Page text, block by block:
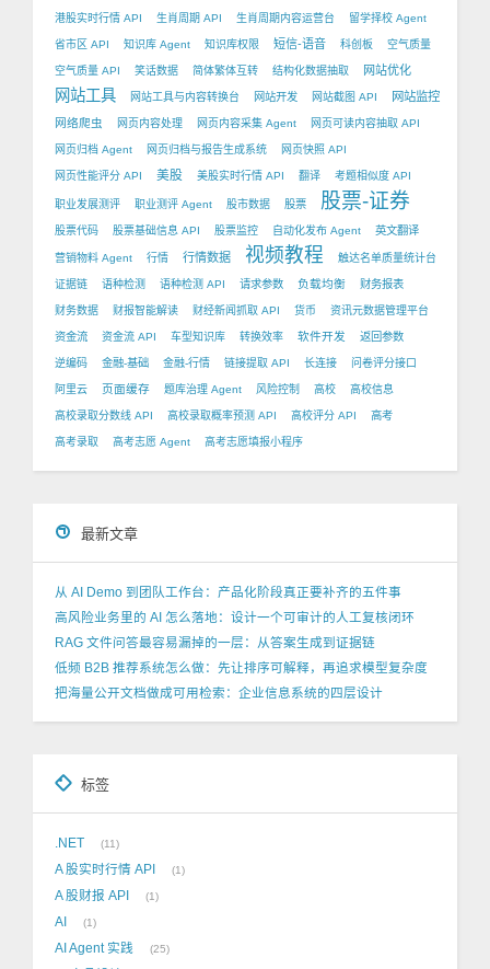
港股实时行情 API 生肖周期 API 生肖周期内容运营台 留学择校 Agent
省市区 API 知识库 Agent 知识库权限 短信-语音 科创板 空气质量
空气质量 API 笑话数据 简体繁体互转 结构化数据抽取 网站优化
网站工具 网站工具与内容转换台 网站开发 网站截图 API
网站监控
网络爬虫
网页内容处理 网页内容采集 Agent 网页可读内容抽取 API
网页归档 Agent 网页归档与报告生成系统 网页快照 API
网页性能评分 API 美股 美股实时行情 API 翻译 考题相似度 API
职业发展测评 职业测评 Agent 股市数据 股票 股票-证券
股票代码 股票基础信息 API 股票监控 自动化发布 Agent 英文翻译
营销物料 Agent 行情 行情数据 视频教程 触达名单质量统计台
证据链 语种检测 语种检测 API 请求参数 负载均衡 财务报表
财务数据 财报智能解读 财经新闻抓取 API 货币 资讯元数据管理平台
资金流 资金流 API 车型知识库 转换效率 软件开发 返回参数
逆编码 金融-基础 金融-行情 链接提取 API 长连接 问卷评分接口
阿里云 页面缓存 题库治理 Agent 风险控制 高校 高校信息
高校录取分数线 API 高校录取概率预测 API 高校评分 API 高考
高考录取 高考志愿 Agent 高考志愿填报小程序
最新文章
从 AI Demo 到团队工作台：产品化阶段真正要补齐的五件事
高风险业务里的 AI 怎么落地：设计一个可审计的人工复核闭环
RAG 文件问答最容易漏掉的一层：从答案生成到证据链
低频 B2B 推荐系统怎么做：先让排序可解释，再追求模型复杂度
把海量公开文档做成可用检索：企业信息系统的四层设计
标签
.NET 11
A 股实时行情 API 1
A 股财报 API 1
AI 1
AI Agent 实践 25